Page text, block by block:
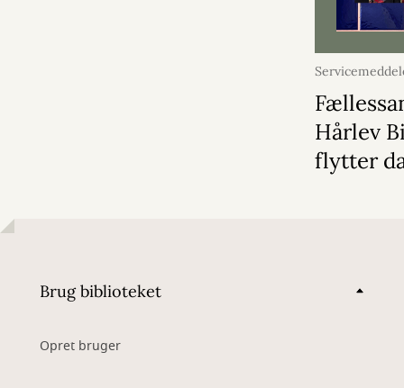
august 2026
Hårlev
flytter
Brug biblioteket
Opret bruger